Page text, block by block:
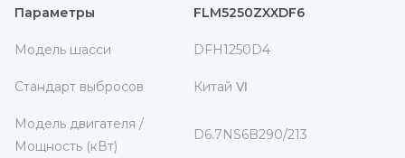
Параметры FLM5250ZXXDF6
Модель шасси DFH1250D4
Стандарт выбросов Китай Ⅵ
Модель двигателя /
Мощность (кВт)
D6.7NS6B290/213